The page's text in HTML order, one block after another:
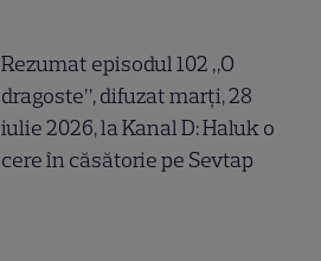
Rezumat episodul 102 „O
dragoste”, difuzat marți, 28
iulie 2026, la Kanal D: Haluk o
cere în căsătorie pe Sevtap